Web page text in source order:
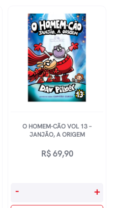
O HOMEM-CÃO VOL 13 –
JANJÃO, A ORIGEM
R$69,90
O- +